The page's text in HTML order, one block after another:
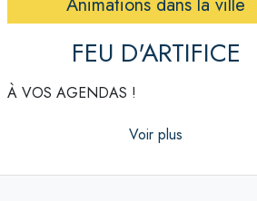
FEU D'ARTIFICE
À VOS AGENDAS !
Voir plus